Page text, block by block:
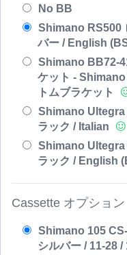
No BB
Shimano RS500
バー / English
Shimano BB72-
ケット -
トムブラケット
Shimano Ultegra
ラック / Italian
Shimano Ultegra
ラック / English
Cassette オプション
Shimano 105
シルバー / 11-28 /